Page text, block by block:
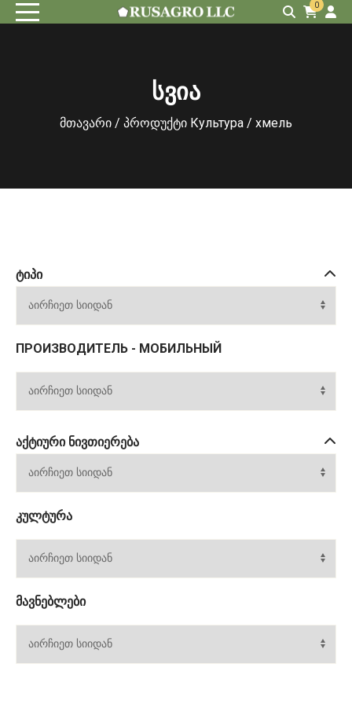
0
სვია
მთავარი / პროდუქტი Культура / хмель
ᲢᲘᲞᲘ
ПРОИЗВОДИТЕЛЬ - МОБИЛЬНЫЙ
ᲐᲥᲢᲘᲣᲠᲘ ᲜᲘᲕᲗᲘᲔᲠᲔᲑᲐ
ᲙᲣᲚᲢᲣᲠᲐ
ᲛᲐᲕᲜᲔᲑᲚᲔᲑᲘ